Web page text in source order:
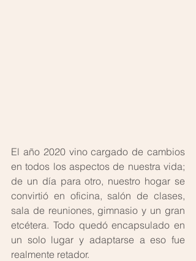
El año 2020 vino cargado de cambios
en todos los aspectos de nuestra vida;
de un día para otro, nuestro hogar se
convirtió en oficina, salón de clases,
sala de reuniones, gimnasio y un gran
etcétera. Todo quedó encapsulado en
un solo lugar y adaptarse a eso fue
realmente retador.